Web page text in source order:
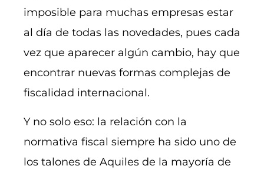
imposible para muchas empresas estar
al día de todas las novedades, pues cada
vez que aparecer algún cambio, hay que
encontrar nuevas formas complejas de
fiscalidad internacional.
Y no solo eso: la relación con la
normativa fiscal siempre ha sido uno de
los talones de Aquiles de la mayoría de